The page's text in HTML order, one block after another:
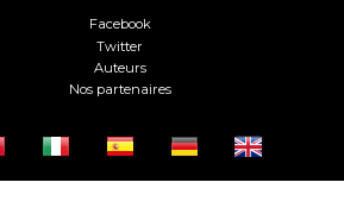
Facebook
Twitter
Auteurs
Nos partenaires